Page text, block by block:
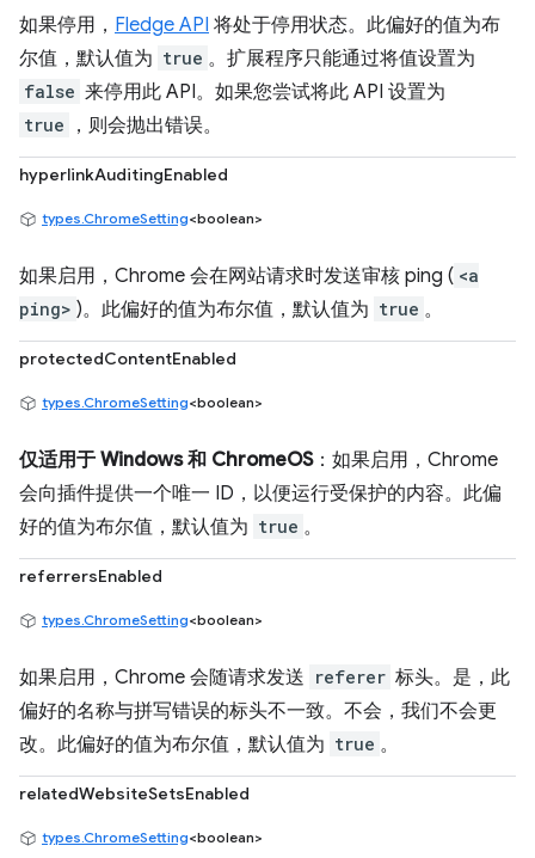
如果停用， Fledge API 将处于停用状态。此偏好的值为布
尔值，默认值为 true 。扩展程序只能通过将值设置为
false 来停用此 API。如果您尝试将此 API 设置为
true ，则会抛出错误。
hyperlinkAuditingEnabled
types.ChromeSetting<boolean>
如果启用，Chrome 会在网站请求时发送审核 ping ( <a
ping> )。此偏好的值为布尔值，默认值为 true 。
protectedContentEnabled
types.ChromeSetting<boolean>
仅适用于 Windows 和 ChromeOS：如果启用，Chrome
会向插件提供一个唯一 ID，以便运行受保护的内容。此偏
好的值为布尔值，默认值为 true 。
referrersEnabled
types.ChromeSetting<boolean>
如果启用，Chrome 会随请求发送 referer 标头。是，此
偏好的名称与拼写错误的标头不一致。不会，我们不会更
改。此偏好的值为布尔值，默认值为 true 。
relatedWebsiteSetsEnabled
types.ChromeSetting<boolean>